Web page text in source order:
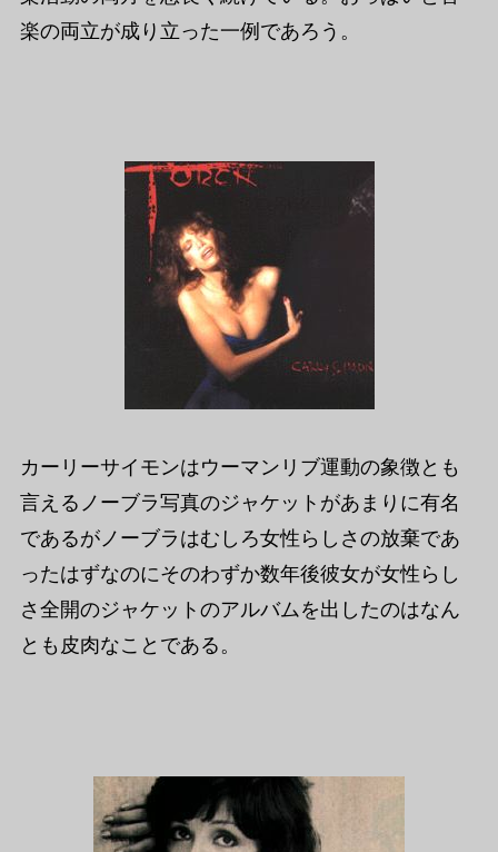
楽の両立が成り立った一例であろう。
カーリーサイモンはウーマンリブ運動の象徴とも
言えるノーブラ写真のジャケットがあまりに有名
であるがノーブラはむしろ女性らしさの放棄であ
ったはずなのにそのわずか数年後彼女が女性らし
さ全開のジャケットのアルバムを出したのはなん
とも皮肉なことである。